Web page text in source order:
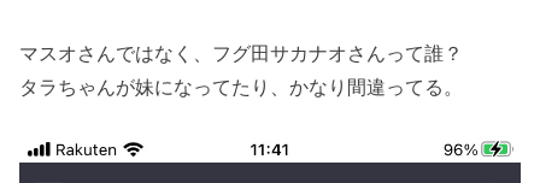
マスオさんではなく、フグ田サカナオさんって誰？
タラちゃんが妹になってたり、かなり間違ってる。